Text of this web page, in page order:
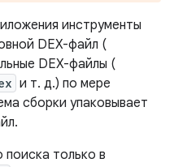
инструменты
DEX-файл (
DEX-файлы (
и т. д.) по мере
сборки упаковывает
поиска только в